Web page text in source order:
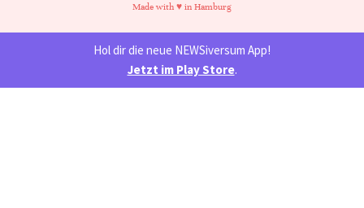
Made with ♥ in Hamburg
Hol dir die neue NEWSiversum App!
Jetzt im Play Store.